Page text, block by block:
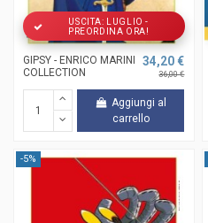
USCITA: LUGLIO -
PREORDINA ORA!
GIPSY - ENRICO MARINI
COLLECTION
34,20 €
36,00 €
Aggiungi al
carrello
-5%